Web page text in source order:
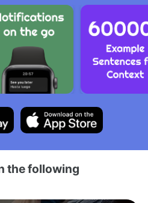
the following